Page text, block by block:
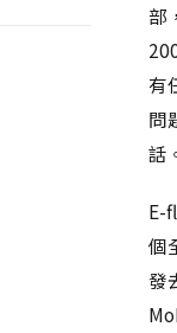
部
有
問
話
E-
個
發